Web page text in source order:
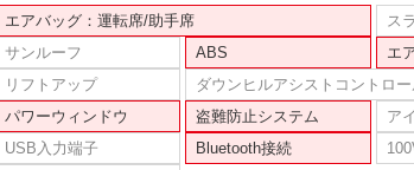
エアバッグ：運転席/助手席
ス
サンルーフ
ABS エ
リフトアップ
ダウンヒルアシストコントロ
パワーウィンドウ
盗難防止システム ア
USB入力端子
Bluetooth接続